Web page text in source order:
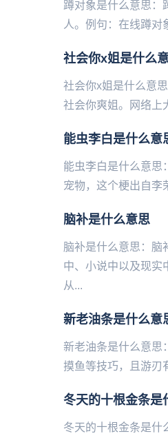
蹲对象是什么意思：
人。例句：在线蹲对
社会你x姐是什么
社会你x姐是什么意
社会你爽姐。网络上
能虫李白是什么意
能虫李白是什么意思
宠物，这个梗出自李
脑补是什么意思
脑补是什么意思：脑
中、小说中以及现实
从...
新老油条是什么意
新老油条是什么意思
摸鱼等技巧，且游
冬天的十根金条是
冬天的十根金条是什